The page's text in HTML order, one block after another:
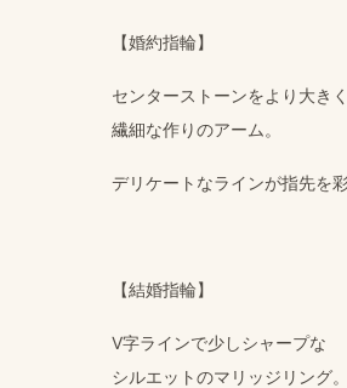
【婚約指輪】
センターストーンを​より​大き
繊細な​作りの​アーム。
デリケートな​ラインが​指先を​
【結婚​指輪】
V字ラインで​少し​シャープな
シルエットの​マリッジリング